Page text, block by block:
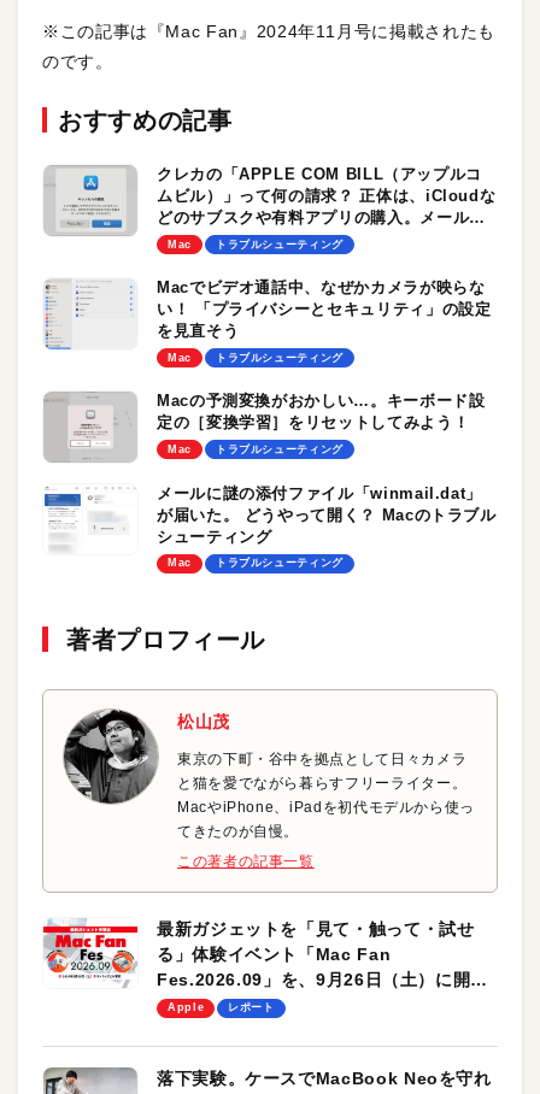
※この記事は『Mac Fan』2024年11月号に掲載されたも
のです。
おすすめの記事
クレカの「APPLE COM BILL（アップルコ
ムビル）」って何の請求？ 正体は、iCloudな
どのサブスクや有料アプリの購入。メールや
Apple IDから請求内容を確認できます
Mac トラブルシューティング
Macでビデオ通話中、なぜかカメラが映らな
い！ 「プライバシーとセキュリティ」の設定
を見直そう
Mac トラブルシューティング
Macの予測変換がおかしい…。キーボード設
定の［変換学習］をリセットしてみよう！
Mac トラブルシューティング
メールに謎の添付ファイル「winmail.dat」
が届いた。 どうやって開く？ Macのトラブル
シューティング
Mac トラブルシューティング
著者プロフィール
松山茂
東京の下町・谷中を拠点として日々カメラ
と猫を愛でながら暮らすフリーライター。
MacやiPhone、iPadを初代モデルから使っ
てきたのが自慢。
この著者の記事一覧
最新ガジェットを「見て・触って・試せ
る」体験イベント「Mac Fan
Fes.2026.09」を、9月26日（土）に開催
します！
Apple レポート
落下実験。ケースでMacBook Neoを守れ